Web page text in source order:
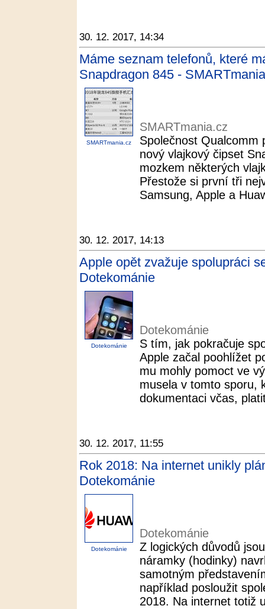
30. 12. 2017, 14:34
Máme seznam telefonů, které
Snapdragon 845 -
SMARTmania.cz
SMARTmania.cz
Společnost Qualcomm
nový vlajkový čipset
mozkem některých
Přestože si první tři
Samsung, Apple a
30. 12. 2017, 14:13
Apple opět zvažuje spolupráci
Dotekománie
Dotekománie
Dotekománie
S tím, jak pokračuje
Apple začal poohlížet
mu mohly pomoct ve
musela v tomto sporu,
dokumentaci včas,
30. 12. 2017, 11:55
Rok 2018: Na internet unikly
Dotekománie
Dotekománie
Dotekománie
Z logických důvodů
náramky (hodinky)
samotným
například posloužit
2018. Na internet totiž